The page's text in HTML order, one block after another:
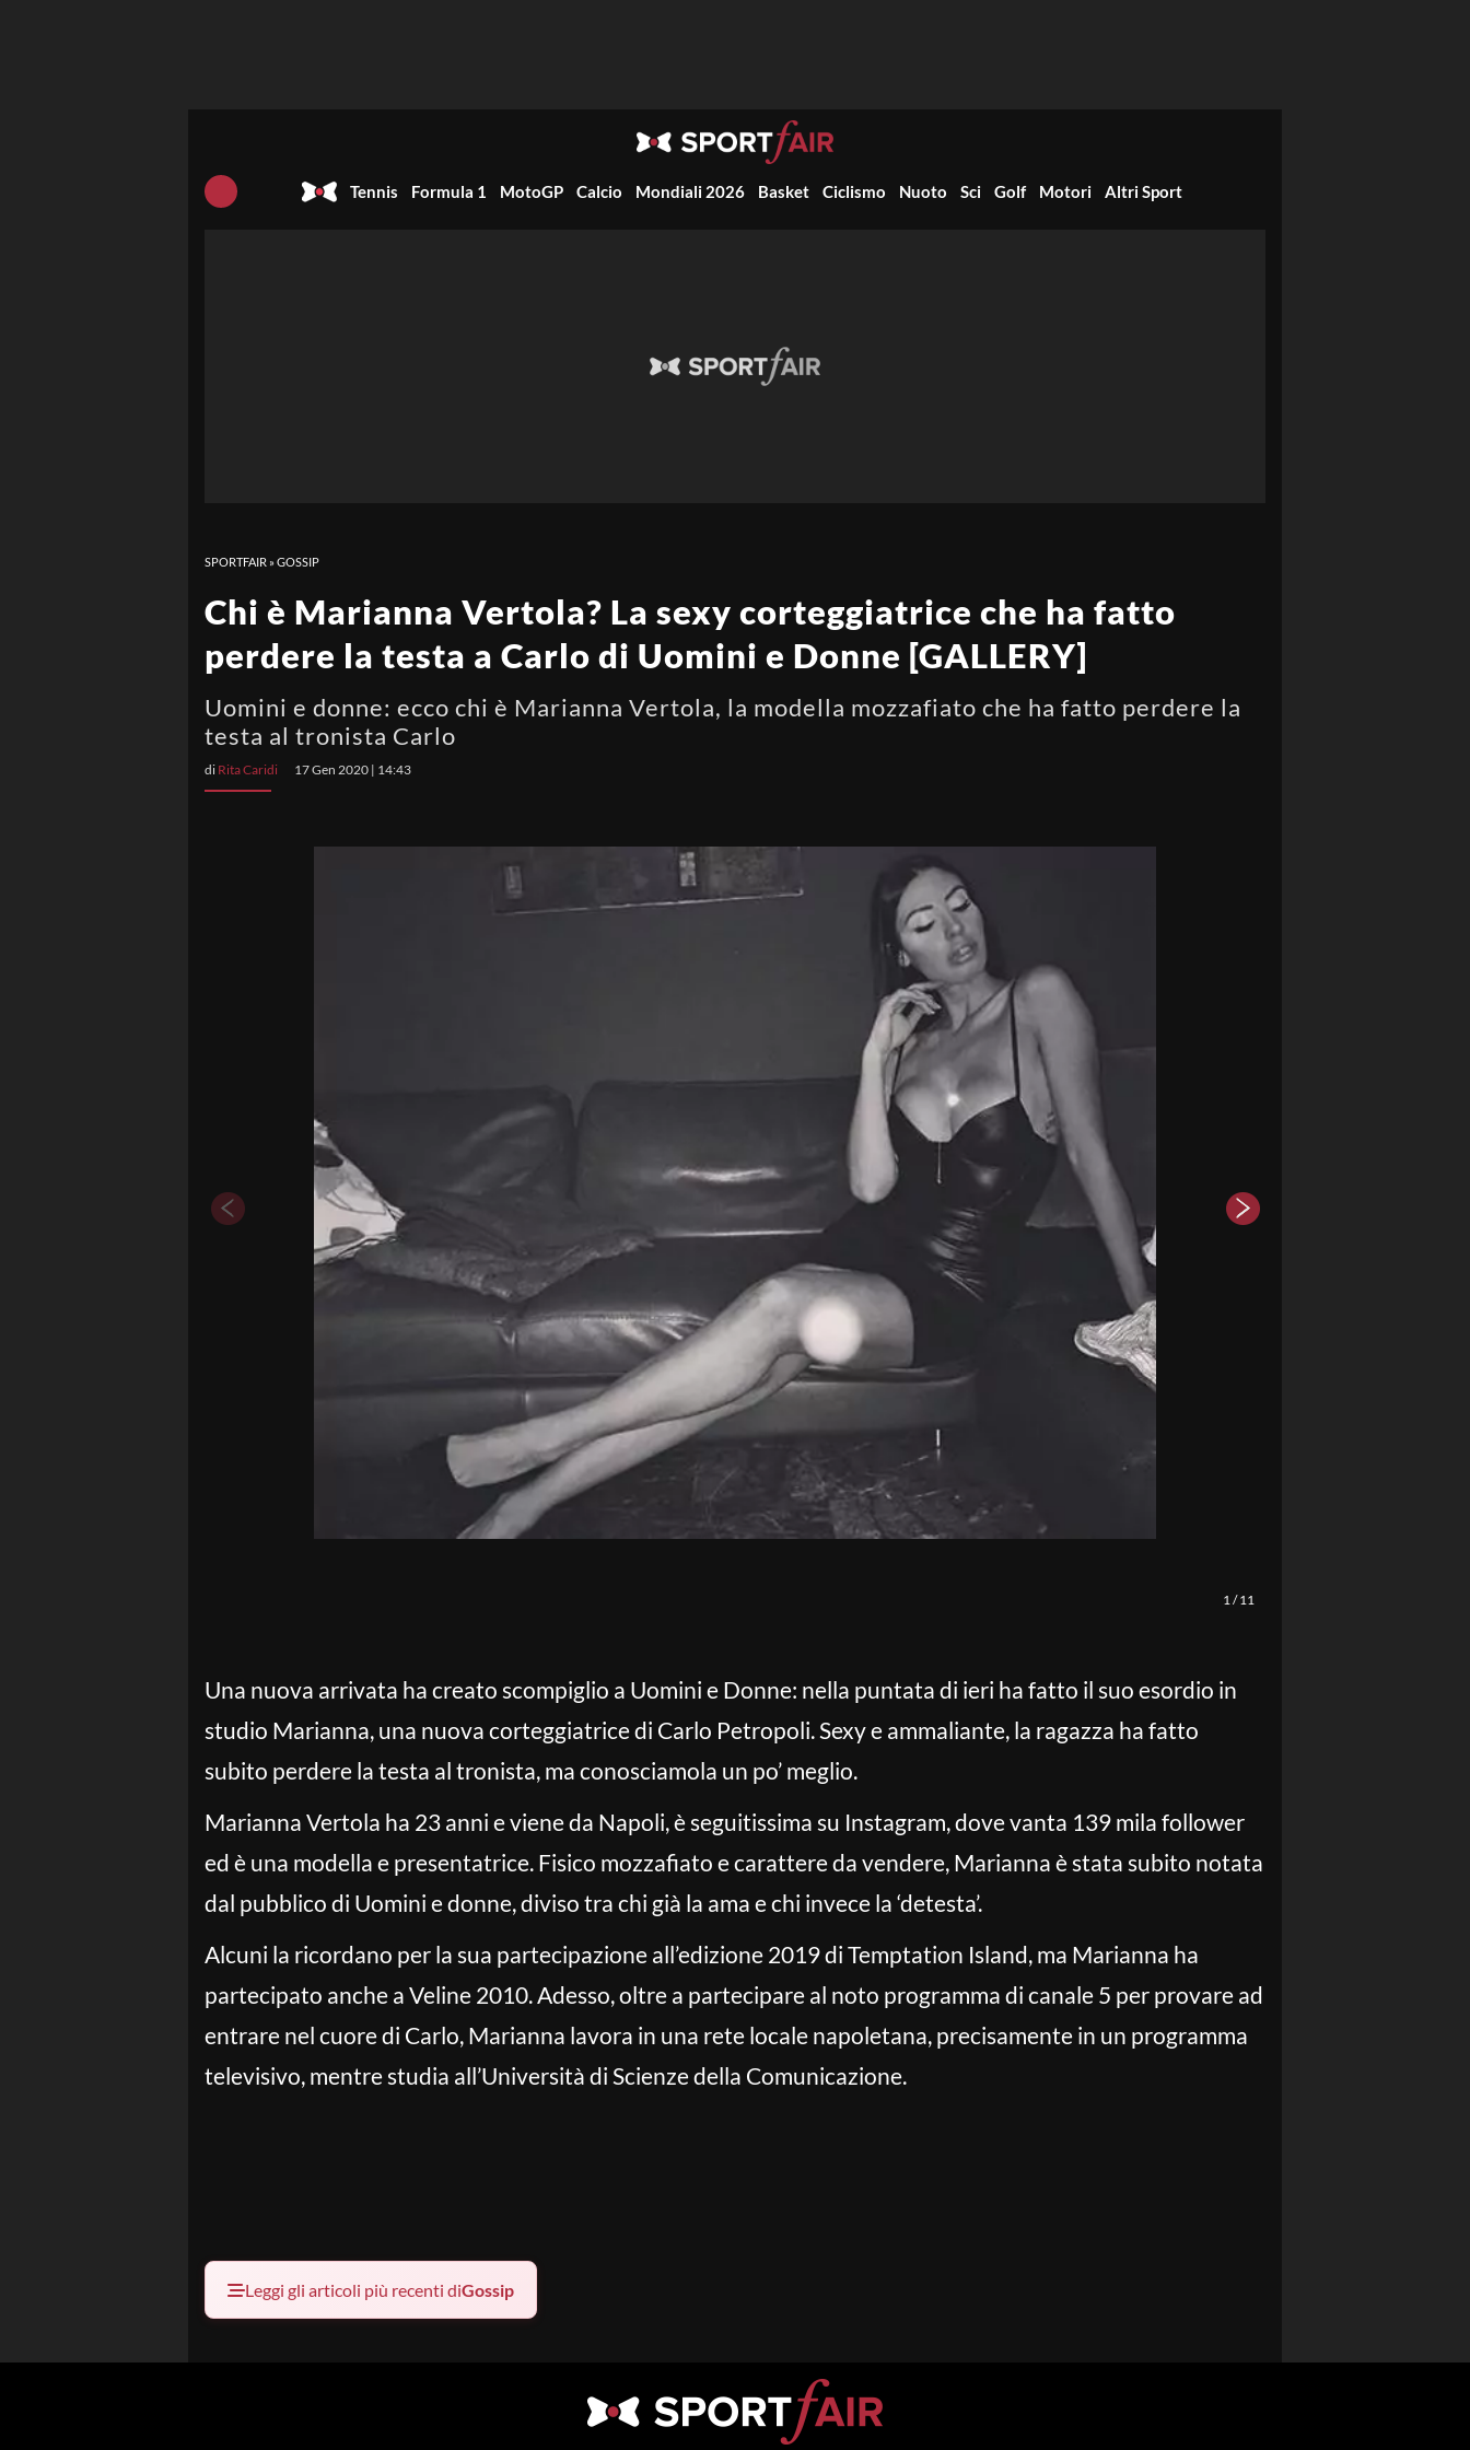
Tennis Formula 1 MotoGP Calcio Mondiali 2026 Basket Ciclismo Nuoto Sci Golf Motori Altri Sport
SPORTFAIR »GOSSIP
Chi è Marianna Vertola? La sexy corteggiatrice che ha fatto
perdere la testa a Carlo di Uomini e Donne [GALLERY]
Uomini e donne: ecco chi è Marianna Vertola, la modella mozzafiato che ha fatto perdere la
testa al tronista Carlo
di Rita Caridi 17 Gen 2020 | 14:43
1/11
Una nuova arrivata ha creato scompiglio a Uomini e Donne: nella puntata di ieri ha fatto il suo esordio in
studio Marianna, una nuova corteggiatrice di Carlo Petropoli. Sexy e ammaliante, la ragazza ha fatto
subito perdere la testa al tronista, ma conosciamola un po’ meglio.
Marianna Vertola ha 23 anni e viene da Napoli, è seguitissima su Instagram, dove vanta 139 mila follower
ed è una modella e presentatrice. Fisico mozzafiato e carattere da vendere, Marianna è stata subito notata
dal pubblico di Uomini e donne, diviso tra chi già la ama e chi invece la ‘detesta’.
Alcuni la ricordano per la sua partecipazione all’edizione 2019 di Temptation Island, ma Marianna ha
partecipato anche a Veline 2010. Adesso, oltre a partecipare al noto programma di canale 5 per provare ad
entrare nel cuore di Carlo, Marianna lavora in una rete locale napoletana, precisamente in un programma
televisivo, mentre studia all’Università di Scienze della Comunicazione.
Leggi gli articoli più recenti diGossip